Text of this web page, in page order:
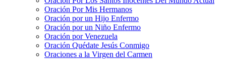
Oración Por Mis Hermanos
Oración por un Hijo Enfermo
Oración por un Niño Enfermo
Oración por Venezuela
Oración Quédate Jesús Conmigo
Oraciones a la Virgen del Carmen